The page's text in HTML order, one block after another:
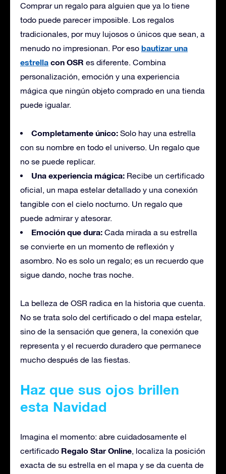
Comprar un regalo para alguien que ya lo tiene
todo puede parecer imposible. Los regalos
tradicionales, por muy lujosos o únicos que sean, a
menudo no impresionan. Por eso bautizaruna
estrella con OSR es diferente. Combina
personalización, emoción y una experiencia
mágica que ningún objeto comprado en una tienda
puede igualar.
Completamente único: Solo hay una estrella
con su nombre en todo el universo. Un regalo que
no se puede replicar.
Una experiencia mágica: Recibe un certificado
oficial, un mapa estelar detallado y una conexión
tangible con el cielo nocturno. Un regalo que
puede admirar y atesorar.
Emoción que dura: Cada mirada a su estrella
se convierte en un momento de reflexión y
asombro. No es solo un regalo; es un recuerdo que
sigue dando, noche tras noche.
La belleza de OSR radica en la historia que cuenta.
No se trata solo del certificado o del mapa estelar,
sino de la sensación que genera, la conexión que
representa y el recuerdo duradero que permanece
mucho después de las fiestas.
Haz que sus ojos brillen
esta Navidad
Imagina el momento: abre cuidadosamente el
certificado Regalo Star Online, localiza la posición
exacta de su estrella en el mapa y se da cuenta de